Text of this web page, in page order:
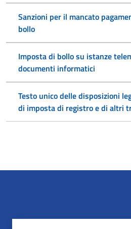
Sanzioni per il mancato
bollo
Imposta di bollo su istanze
documenti informatici
Testo unico delle disposizioni
di imposta di registro e di altri